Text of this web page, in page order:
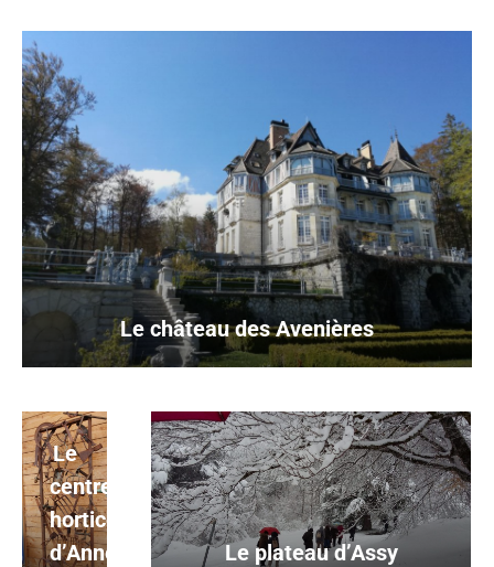
Le château des Avenières
Le
centre
horticole
d’Annecy
Le plateau d’Assy